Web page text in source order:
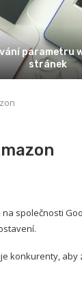
vyhrála soud
za
společnosti
konkurenty,